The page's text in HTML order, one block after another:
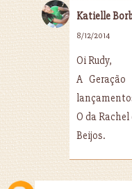
Katielle
8/12/2014
Oi Rudy,
A
O da
Beijos.